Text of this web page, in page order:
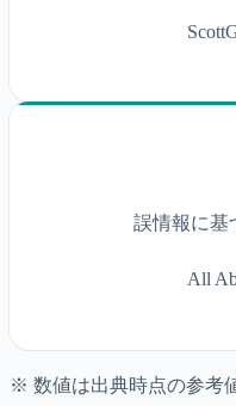
誤情報に基
All
※ 数値は出典時点の参考